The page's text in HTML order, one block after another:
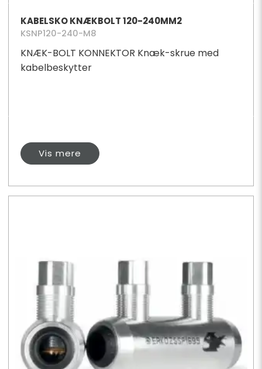
KABELSKO KNÆKBOLT 120-240MM2
KSNP120-240-M8
KNÆK-BOLT KONNEKTOR Knæk-skrue med
kabelbeskytter
Vis mere